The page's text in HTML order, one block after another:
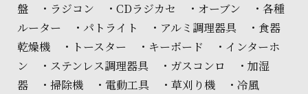
盤 ・ラジコン ・CDラジカセ ・オーブン ・各種
ルーター ・パトライト ・アルミ調理器具 ・食器
乾燥機 ・トースター ・キーボード ・インターホ
ン ・ステンレス調理器具 ・ガスコンロ ・加湿
器 ・掃除機 ・電動工具 ・草刈り機 ・冷風